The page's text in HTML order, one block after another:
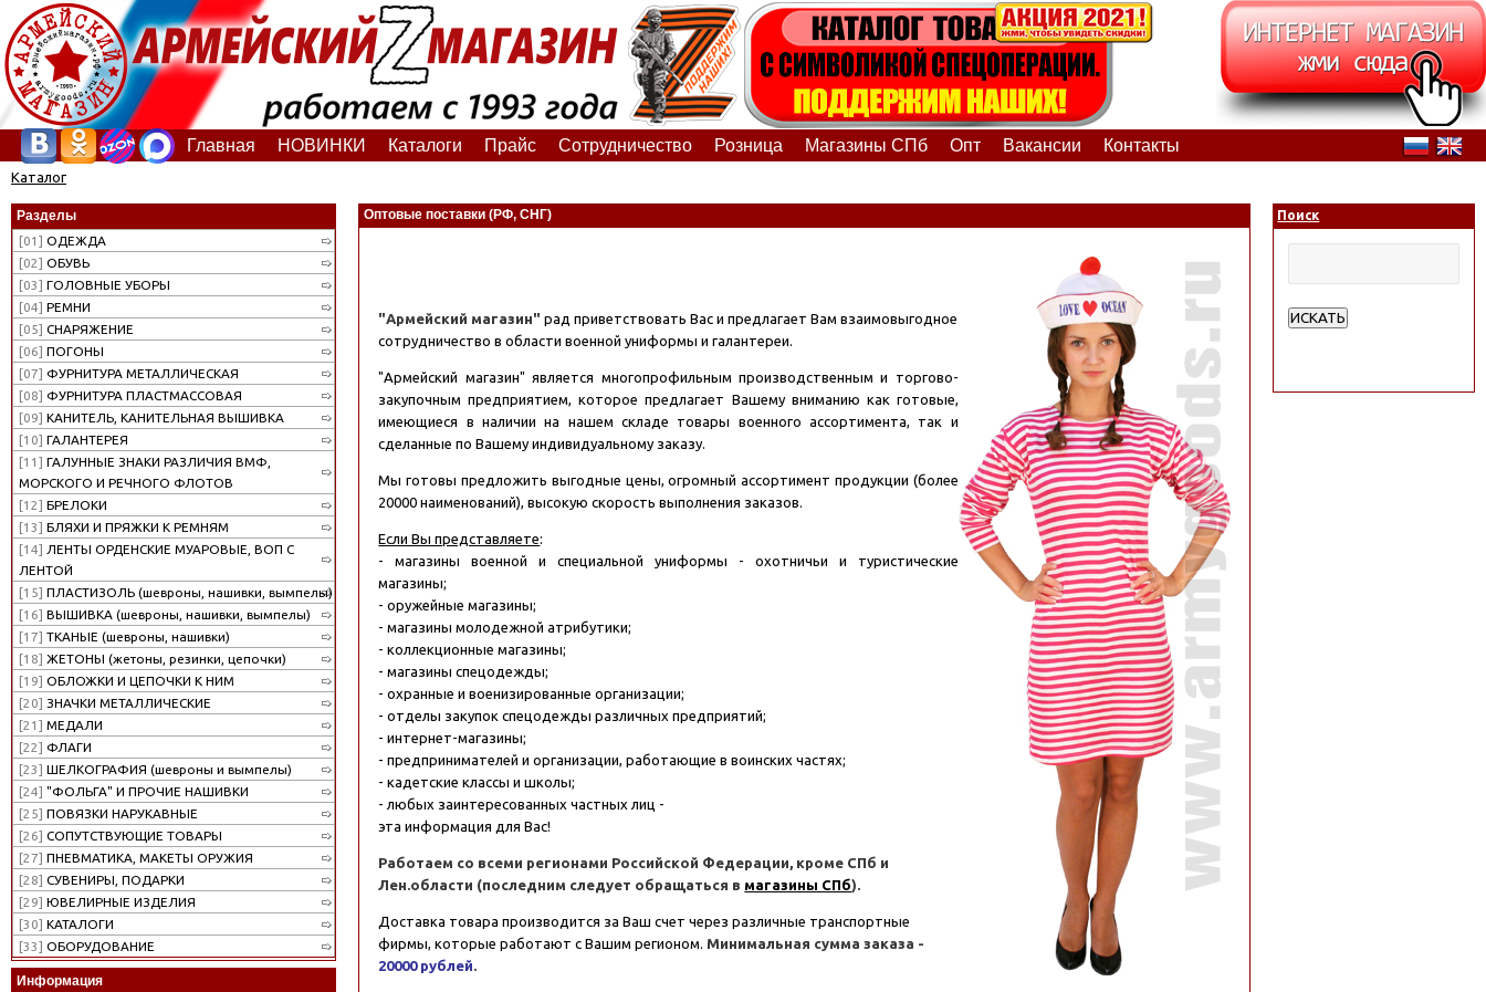
Главная НОВИНКИ Каталоги Прайс Сотрудничество Розница Магазины СПб Опт Вакансии Контакты
Каталог
Разделы
[01] ОДЕЖДА
[02] ОБУВЬ
[03] ГОЛОВНЫЕ УБОРЫ
[04] РЕМНИ
[05] СНАРЯЖЕНИЕ
[06] ПОГОНЫ
[07] ФУРНИТУРА МЕТАЛЛИЧЕСКАЯ
[08] ФУРНИТУРА ПЛАСТМАССОВАЯ
[09] КАНИТЕЛЬ, КАНИТЕЛЬНАЯ ВЫШИВКА
[10] ГАЛАНТЕРЕЯ
[11] ГАЛУННЫЕ ЗНАКИ РАЗЛИЧИЯ ВМФ,
МОРСКОГО И РЕЧНОГО ФЛОТОВ
[12] БРЕЛОКИ
[13] БЛЯХИ И ПРЯЖКИ К РЕМНЯМ
[14] ЛЕНТЫ ОРДЕНСКИЕ МУАРОВЫЕ, ВОП С
ЛЕНТОЙ
[15] ПЛАСТИЗОЛЬ (шевроны, нашивки, вымпелы)
[16] ВЫШИВКА (шевроны, нашивки, вымпелы)
[17] ТКАНЫЕ (шевроны, нашивки)
[18] ЖЕТОНЫ (жетоны, резинки, цепочки)
[19] ОБЛОЖКИ И ЦЕПОЧКИ К НИМ
[20] ЗНАЧКИ МЕТАЛЛИЧЕСКИЕ
[21] МЕДАЛИ
[22] ФЛАГИ
[23] ШЕЛКОГРАФИЯ (шевроны и вымпелы)
[24] "ФОЛЬГА" И ПРОЧИЕ НАШИВКИ
[25] ПОВЯЗКИ НАРУКАВНЫЕ
[26] СОПУТСТВУЮЩИЕ ТОВАРЫ
[27] ПНЕВМАТИКА, МАКЕТЫ ОРУЖИЯ
[28] СУВЕНИРЫ, ПОДАРКИ
[29] ЮВЕЛИРНЫЕ ИЗДЕЛИЯ
[30] КАТАЛОГИ
[33] ОБОРУДОВАНИЕ
Информация
Оптовые поставки (РФ, СНГ)
"Армейский магазин" рад приветствовать Вас и предлагает Вам взаимовыгодное
сотрудничество в области военной униформы и галантереи.
"Армейский магазин" является многопрофильным производственным и торгово-
закупочным предприятием, которое предлагает Вашему вниманию как готовые,
имеющиеся в наличии на нашем складе товары военного ассортимента, так и
сделанные по Вашему индивидуальному заказу.
Мы готовы предложить выгодные цены, огромный ассортимент продукции (более
20000 наименований), высокую скорость выполнения заказов.
Если Вы представляете:
- магазины военной и специальной униформы - охотничьи и туристические
магазины;
- оружейные магазины;
- магазины молодежной атрибутики;
- коллекционные магазины;
- магазины спецодежды;
- охранные и военизированные организации;
- отделы закупок спецодежды различных предприятий;
- интернет-магазины;
- предпринимателей и организации, работающие в воинских частях;
- кадетские классы и школы;
- любых заинтересованных частных лиц -
эта информация для Вас!
Работаем со всеми регионами Российской Федерации, кроме СПб и
Лен.области (последним следует обращаться в магазины СПб).
Доставка товара производится за Ваш счет через различные транспортные
фирмы, которые работают с Вашим регионом. Минимальная сумма заказа -
20000 рублей.
Поиск
ИСКАТЬ